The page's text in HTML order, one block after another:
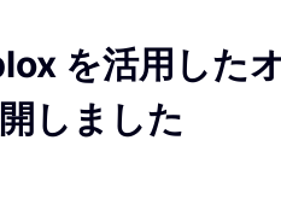
を活用した
しました